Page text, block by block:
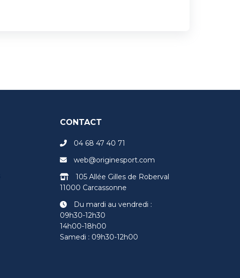
CONTACT
04 68 47 40 71
web@originesport.com
105 Allée Gilles de Roberval
11000 Carcassonne
Du mardi au vendredi :
09h30-12h30
14h00-18h00
Samedi : 09h30-12h00